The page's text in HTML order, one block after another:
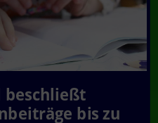
beschließt
bis zu